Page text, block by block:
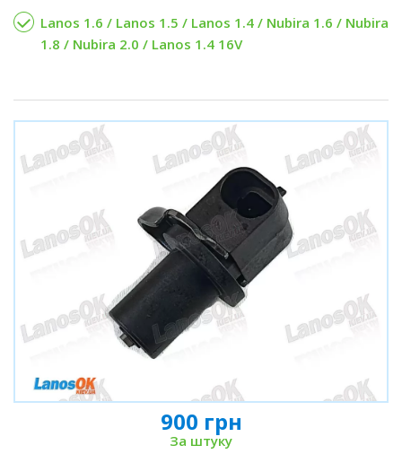
Lanos 1.6 / Lanos 1.5 / Lanos 1.4 / Nubira 1.6 / Nubira
1.8 / Nubira 2.0 / Lanos 1.4 16V
900 грн
За штуку